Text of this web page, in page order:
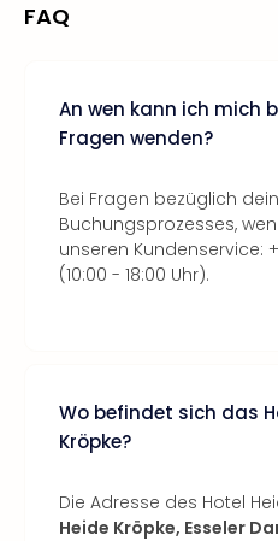
FAQ
An wen kann ich mich
Fragen wenden?
Bei Fragen bezüglich
Buchungsprozesses,
unseren Kundenservice:
(10:00 - 18:00 Uhr).
Wo befindet sich das
Kröpke?
Die Adresse des Hotel
Heide Kröpke, Esseler